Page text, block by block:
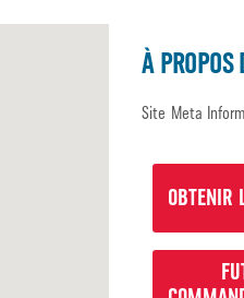
À PROPOS
Site Meta
OBTENIR